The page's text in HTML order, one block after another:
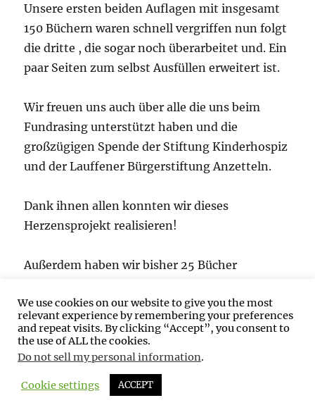
Unsere ersten beiden Auflagen mit insgesamt
150 Büchern waren schnell vergriffen nun folgt
die dritte , die sogar noch überarbeitet und. Ein
paar Seiten zum selbst Ausfüllen erweitert ist.
Wir freuen uns auch über alle die uns beim
Fundrasing unterstützt haben und die
großzügigen Spende der Stiftung Kinderhospiz
und der Lauffener Bürgerstiftung Anzetteln.
Dank ihnen allen konnten wir dieses
Herzensprojekt realisieren!
Außerdem haben wir bisher 25 Bücher
in sowie rund um Lauffen am Neckar.
Jetzt hoffen wir die dritte Auflage finden
ebenso viel Nachfrage, denn wir sind in
Vorleistung für die Druckkosten gegangen.
We use cookies on our website to give you the most
relevant experience by remembering your preferences
and repeat visits. By clicking “Accept”, you consent to
the use of ALL the cookies.
Do not sell my personal information.
Cookie settings ACCEPT